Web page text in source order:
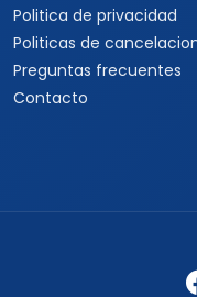
Politica de privacidad
Politicas de
Preguntas frecuentes
Contacto